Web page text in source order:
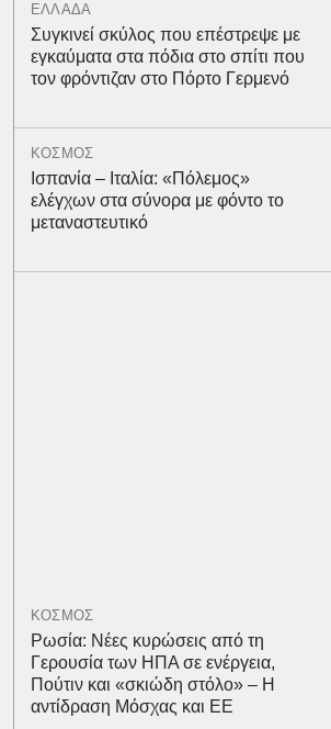
ΕΛΛΑΔΑ
Συγκινεί σκύλος που επέστρεψε με
εγκαύματα στα πόδια στο σπίτι που
τον φρόντιζαν στο Πόρτο Γερμενό
ΚΟΣΜΟΣ
Ισπανία – Ιταλία: «Πόλεμος»
ελέγχων στα σύνορα με φόντο το
μεταναστευτικό
ΚΟΣΜΟΣ
Ρωσία: Νέες κυρώσεις από τη
Γερουσία των ΗΠΑ σε ενέργεια,
Πούτιν και «σκιώδη στόλο» – Η
αντίδραση Μόσχας και ΕΕ